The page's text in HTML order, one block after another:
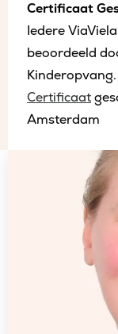
Certificaat
Iedere
beoordeeld
Kinderopvang.
Certificaat
Amsterdam